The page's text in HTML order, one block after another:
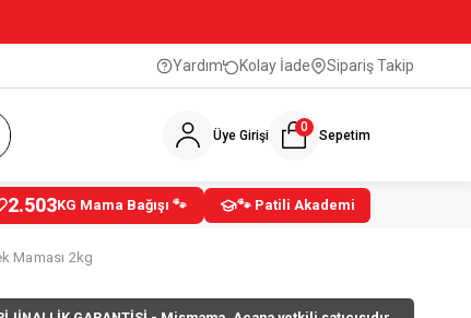
Yardım Kolay İade Sipariş Takip
Üye Girişi Sepetim
0
2.503KG Mama Bağışı 🐾 🐾 Patili Akademi
Maması 2kg